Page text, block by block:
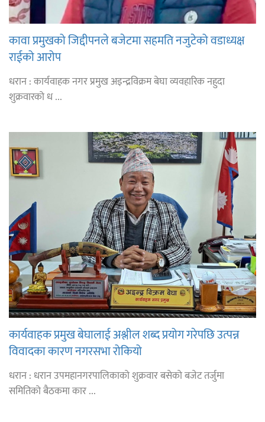
कावा प्रमुखको जिद्दीपनले बजेटमा सहमति नजुटेको वडाध्यक्ष
राईको आरोप
धरान : कार्यवाहक नगर प्रमुख अइन्द्रविक्रम बेघा व्यवहारिक नहुदा
शुक्रवारको ध ...
कार्यवाहक प्रमुख बेघालाई अश्लील शब्द प्रयोग गरेपछि उत्पन्न
विवादका कारण नगरसभा रोकियो
धरान : धरान उपमहानगरपालिकाको शुक्रवार बसेको बजेट तर्जुमा
समितिको बैठकमा कार ...